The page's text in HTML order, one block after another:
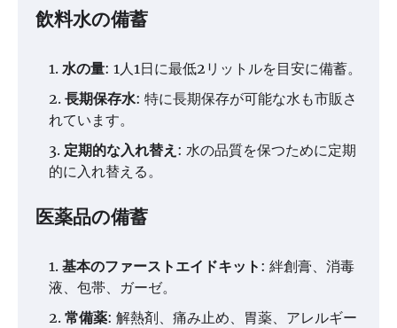
飲料水の備蓄
水の量: 1人1日に最低2リットルを目安に備蓄。
長期保存水: 特に長期保存が可能な水も市販さ
れています。
定期的な入れ替え : 水の品質を保つために定期
的に入れ替える。
医薬品の備蓄
基本のファーストエイドキット : 絆創膏、消毒
液、包帯、ガーゼ。
常備薬: 解熱剤、痛み止め、胃薬、アレルギー